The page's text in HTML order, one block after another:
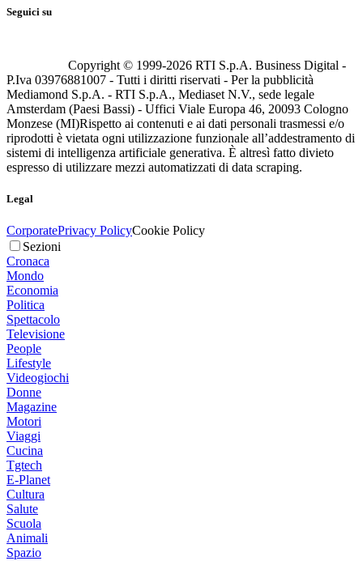
Seguici su
Copyright © 1999-2026 RTI S.p.A. Business Digital -
P.Iva 03976881007 - Tutti i diritti riservati - Per la pubblicità
Mediamond S.p.A. - RTI S.p.A., Mediaset N.V., sede legale
Amsterdam (Paesi Bassi) - Uffici Viale Europa 46, 20093 Cologno
Monzese (MI)Rispetto ai contenuti e ai dati personali trasmessi e/o
riprodotti è vietata ogni utilizzazione funzionale all’addestramento di
sistemi di intelligenza artificiale generativa. È altresì fatto divieto
espresso di utilizzare mezzi automatizzati di data scraping.
Legal
CorporatePrivacy PolicyCookie Policy
Sezioni
Cronaca
Mondo
Economia
Politica
Spettacolo
Televisione
People
Lifestyle
Videogiochi
Donne
Magazine
Motori
Viaggi
Cucina
Tgtech
E-Planet
Cultura
Salute
Scuola
Animali
Spazio